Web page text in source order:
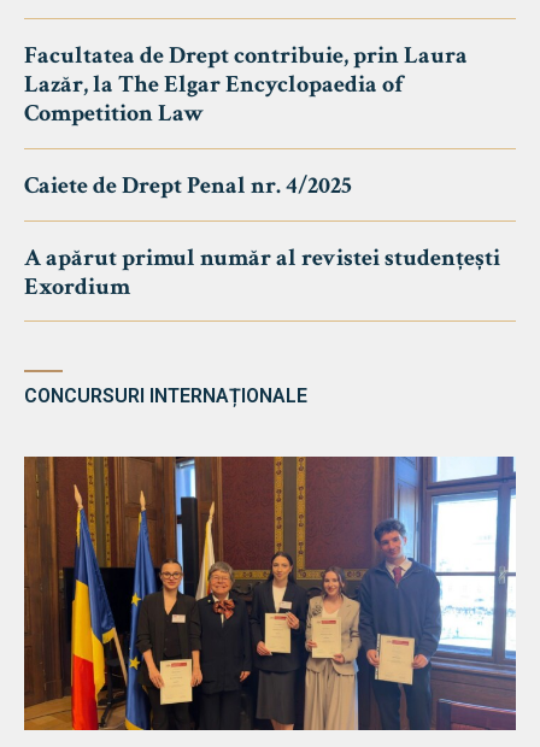
Facultatea de Drept contribuie, prin Laura
Lazăr, la The Elgar Encyclopaedia of
Competition Law
Caiete de Drept Penal nr. 4/2025
A apărut primul număr al revistei studențești
Exordium
CONCURSURI INTERNAȚIONALE